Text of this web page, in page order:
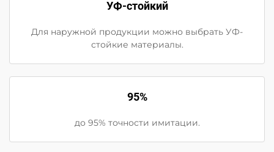
УФ-стойкий
Для наружной продукции можно выбрать УФ-
стойкие материалы.
95%
до 95% точности имитации.